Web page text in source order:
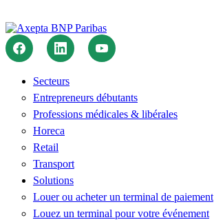
c’est
invester
dans
son
Secteurs
Entrepreneurs débutants
Professions médicales & libérales
Horeca
Retail
Transport
Solutions
Louer ou acheter un terminal de paiement
Louez un terminal pour votre événement